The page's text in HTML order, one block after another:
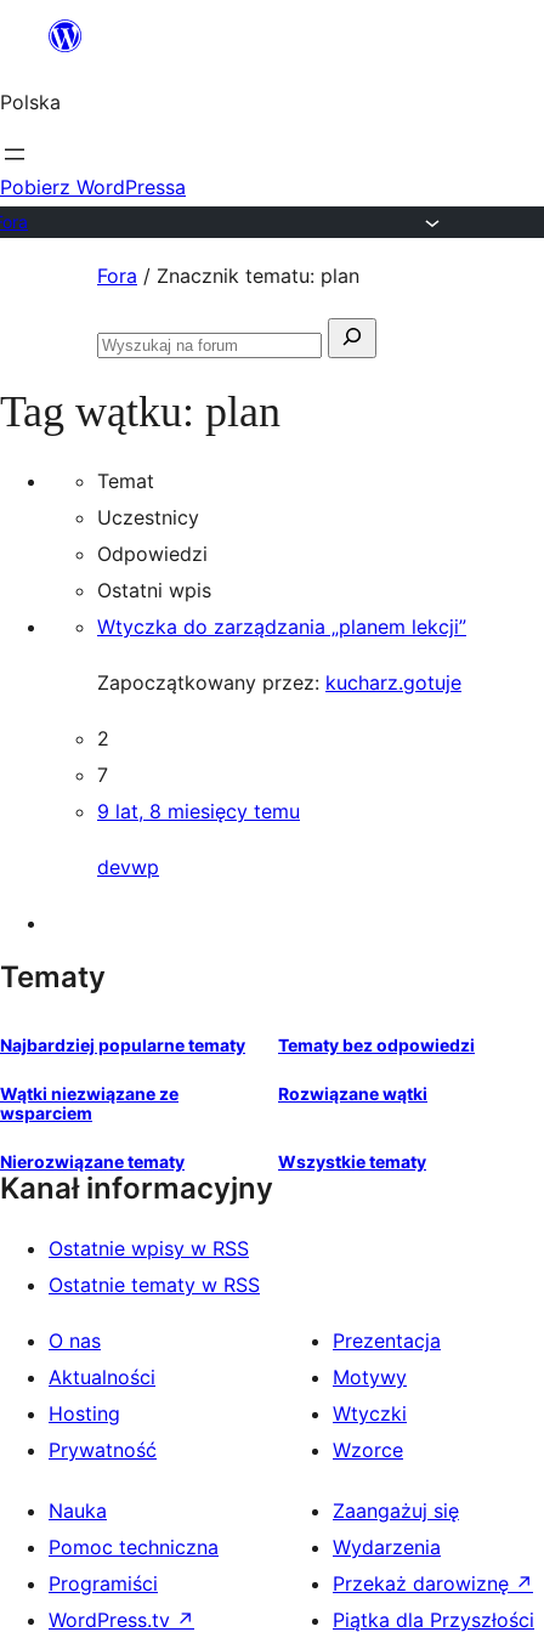
Przejdź
treści
Polska
Pobierz WordPressa
Fora / Znacznik tematu: plan
Szukaj:
Przeszukaj
Tag wątku: plan
Temat
Uczestnicy
Odpowiedzi
Ostatni wpis
Wtyczka do zarządzania „planem lekcji”
Zapoczątkowany przez: kucharz.gotuje
2
7
9 lat, 8 miesięcy temu
devwp
Tematy
Najbardziej popularne tematy Tematy bez odpowiedzi
Wątki niezwiązane ze
wsparciem
Rozwiązane wątki
Nierozwiązane tematy Wszystkie tematy
Kanał informacyjny
Ostatnie wpisy w RSS
Ostatnie tematy w RSS
O nas
Aktualności
Hosting
Prywatność
Prezentacja
Motywy
Wtyczki
Wzorce
Nauka
Pomoc techniczna
Programiści
WordPress.tv ↗
Zaangażuj się
Wydarzenia
Przekaż darowiznę ↗
Piątka dla Przyszłości